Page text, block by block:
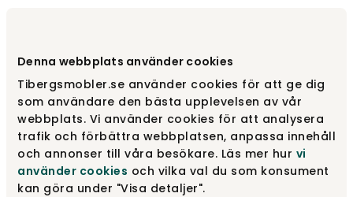
Denna webbplats använder cookies
Tibergsmobler.se använder cookies för att ge dig
som användare den bästa upplevelsen av vår
webbplats. Vi använder cookies för att analysera
trafik och förbättra webbplatsen, anpassa innehåll
och annonser till våra besökare. Läs mer hur vi
använder cookies och vilka val du som konsument
kan göra under "Visa detaljer".
3 990 kr Säljs endast i 2 pack.
Lägg i varukorg
Fri frakt över 1.500 kr Prisgaranti